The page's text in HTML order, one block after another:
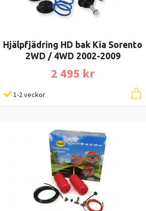
Hjälpfjädring HD bak Kia Sorento
2WD / 4WD 2002-2009
2 495 kr
1-2 veckor